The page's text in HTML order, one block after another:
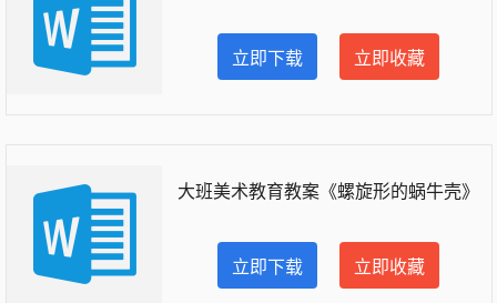
立即下载 立即收藏
大班美术教育教案《螺旋形的蜗牛壳》
立即下载 立即收藏